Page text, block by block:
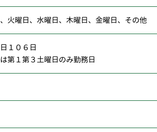
火曜日、水曜日、木曜日、金曜日、その他
１０６日
第１第３土曜日のみ勤務日